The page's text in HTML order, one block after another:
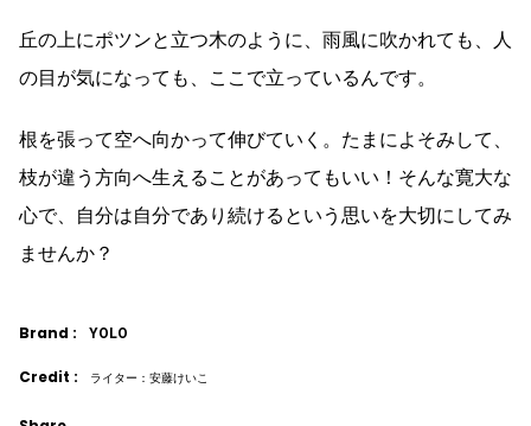
丘の上にポツンと立つ木のように、雨風に吹かれても、人
の目が気になっても、ここで立っているんです。
根を張って空へ向かって伸びていく。たまによそみして、
枝が違う方向へ生えることがあってもいい！そんな寛大な
心で、自分は自分であり続けるという思いを大切にしてみ
ませんか？
Brand : YOLO
Credit : ライター：安藤けいこ